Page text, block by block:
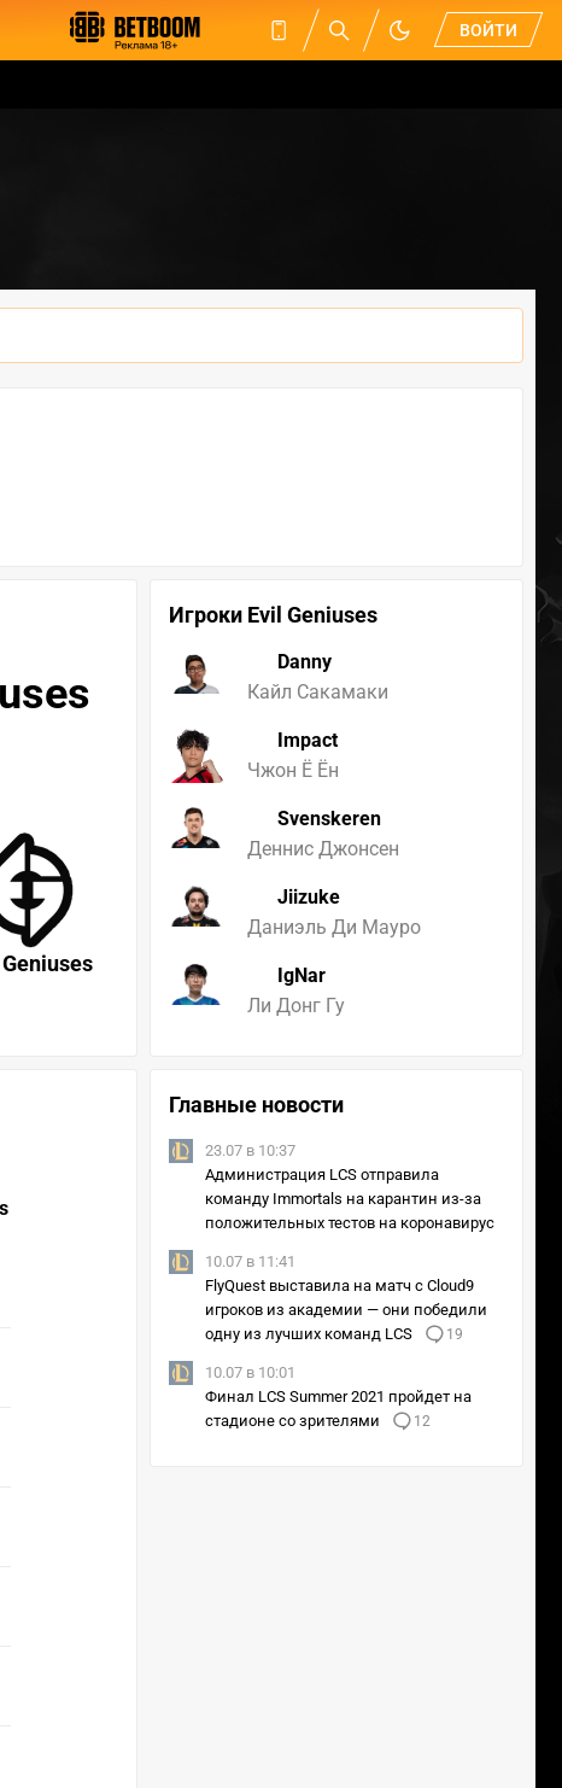
ВОЙТИ
Игроки Evil Geniuses
Danny
Кайл Сакамаки
Impact
Чжон Ё Ён
Svenskeren
Деннис Джонсен
Jiizuke
Даниэль Ди Мауро
IgNar
Ли Донг Гу
Главные новости
23.07 в 10:37
Администрация LCS отправила
команду Immortals на карантин из-за
положительных тестов на коронавирус
10.07 в 11:41
FlyQuest выставила на матч с Cloud9
игроков из академии — они победили
одну из лучших команд LCS
19
10.07 в 10:01
Финал LCS Summer 2021 пройдет на
стадионе со зрителями
12